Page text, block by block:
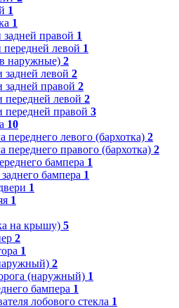
1
1
правой 1
левой 1
наружные) 2
задней левой 2
задней правой 2
передней левой 2
передней правой 3
10
переднего левого (бархотка) 2
переднего правого (бархотка) 2
бампера 1
бампера 1
1
1
на крышу) 5
2
1
2
(наружный) 1
бампера 1
лобового стекла 1